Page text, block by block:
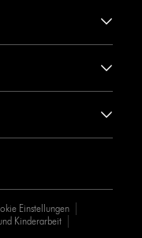
Einstellungen
Kinderarbeit